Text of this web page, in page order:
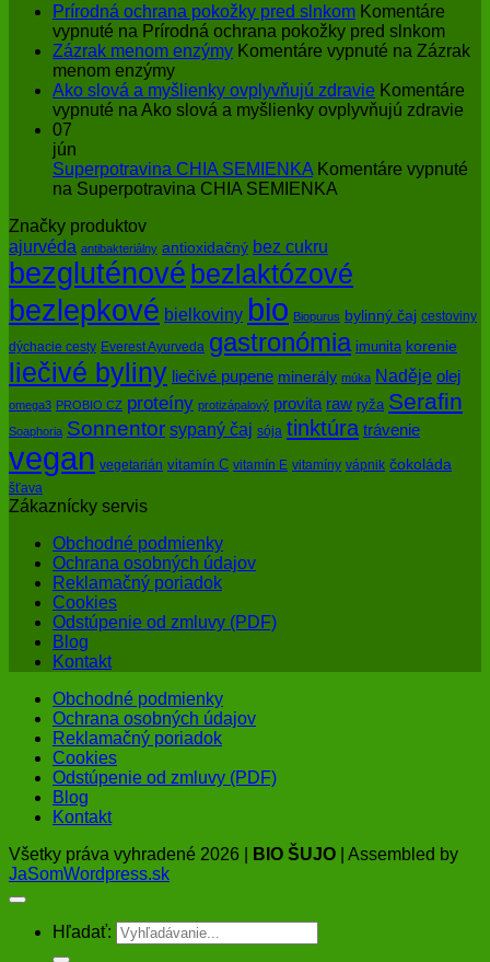
Prírodná ochrana pokožky pred slnkom Komentáre
vypnuté na Prírodná ochrana pokožky pred slnkom
Zázrak menom enzýmy Komentáre vypnuté na Zázrak
menom enzýmy
Ako slová a myšlienky ovplyvňujú zdravie Komentáre
vypnuté na Ako slová a myšlienky ovplyvňujú zdravie
07
jún
Superpotravina CHIA SEMIENKA Komentáre vypnuté
na Superpotravina CHIA SEMIENKA
Značky produktov
ajurvéda antibakteriálny antioxidačný bez cukru
bezgluténové bezlaktózové
bezlepkové bielkoviny bio Biopurus bylinný čaj cestoviny
dýchacie cesty Everest Ayurveda gastronómia imunita korenie
liečivé byliny liečivé pupene minerály múka Naděje olej
omega3 PROBIO CZ proteíny protizápalový provita raw ryža Serafin
Soaphoria Sonnentor sypaný čaj sója tinktúra trávenie
vegan vegetarián vitamín C vitamín E vitamíny vápnik čokoláda
šťava
Zákaznícky servis
Obchodné podmienky
Ochrana osobných údajov
Reklamačný poriadok
Cookies
Odstúpenie od zmluvy (PDF)
Blog
Kontakt
Obchodné podmienky
Ochrana osobných údajov
Reklamačný poriadok
Cookies
Odstúpenie od zmluvy (PDF)
Blog
Kontakt
Všetky práva vyhradené 2026 |
BIO ŠUJO | Assembled by
JaSomWordpress.sk
Hľadať: